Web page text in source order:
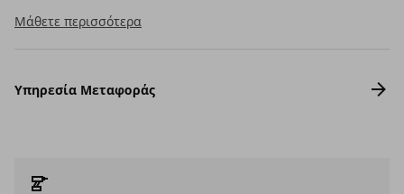
Μάθετε περισσότερα
Υπηρεσία Μεταφοράς